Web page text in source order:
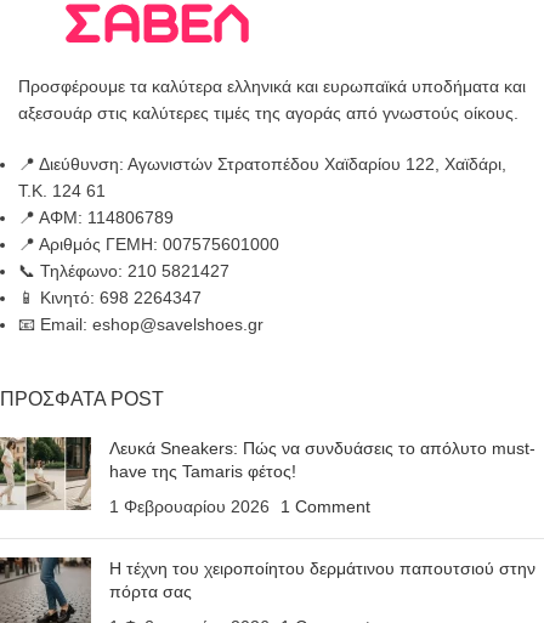
Προσφέρουμε τα καλύτερα ελληνικά και ευρωπαϊκά υποδήματα και
αξεσουάρ στις καλύτερες τιμές της αγοράς από γνωστούς οίκους.
📍 Διεύθυνση: Αγωνιστών Στρατοπέδου Χαϊδαρίου 122, Χαϊδάρι,
Τ.Κ. 124 61
📍 ΑΦΜ: 114806789
📍 Αριθμός ΓΕΜΗ: 007575601000
📞 Τηλέφωνο: 210 5821427
📱 Κινητό: 698 2264347
📧 Email: eshop@savelshoes.gr
ΠΡΟΣΦΑΤΑ POST
Λευκά Sneakers: Πώς να συνδυάσεις το απόλυτο must-
have της Tamaris φέτος!
1 Φεβρουαρίου 2026
1 Comment
Η τέχνη του χειροποίητου δερμάτινου παπουτσιού στην
πόρτα σας